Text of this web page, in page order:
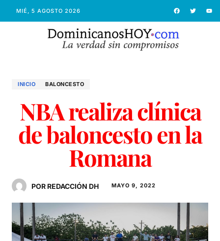
MIÉ, 5 AGOSTO 2026
INICIO BALONCESTO
NBA realiza clínica
de baloncesto en la
Romana
POR REDACCIÓN DH MAYO 9, 2022